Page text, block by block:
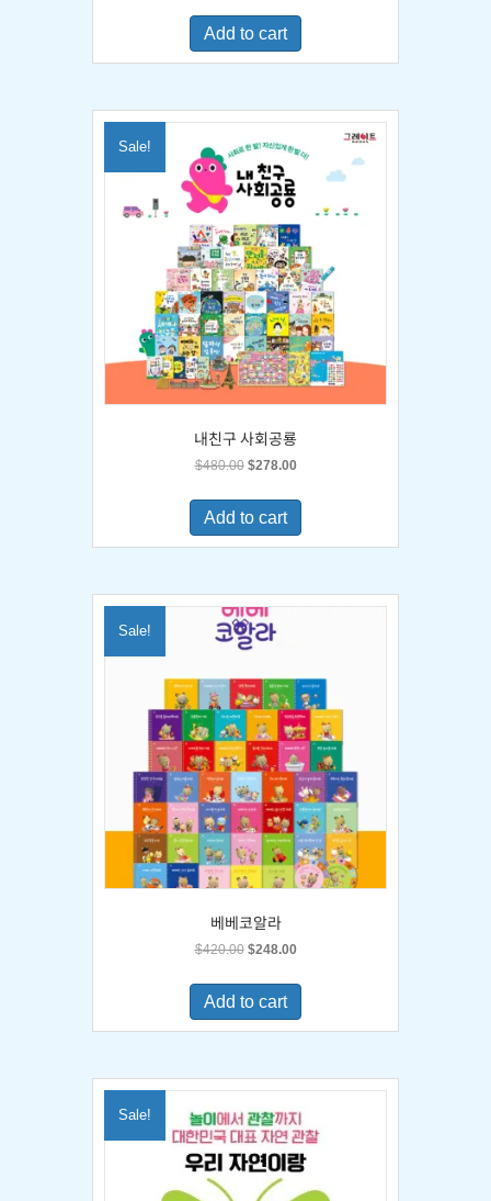
was:
$450.00.
is:
Add to cart
Sale!
내친구 사회공룡
$480.00 Original
was:
$480.00.
$278.00Current
is:
Add to cart
Sale!
베베코알라
$420.00 Original
was:
$420.00.
$248.00Current
is:
Add to cart
Sale!